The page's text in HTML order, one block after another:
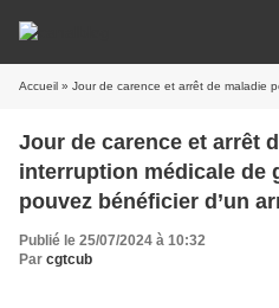
Accueil » Jour de carence et arrêt de maladie pour interruption médicale de
Jour de carence et arrêt
interruption médicale de
pouvez bénéficier d’un
de carence
Publié le 25/07/2024 à 10:32
Par cgtcub